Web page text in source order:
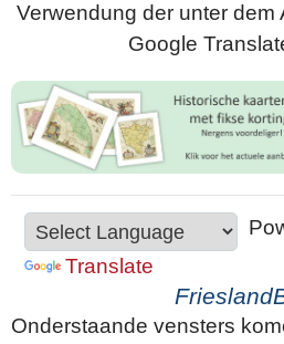
Verwendung der unter dem
Google
Translate
Onderstaande vensters